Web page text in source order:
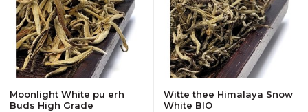
Moonlight White pu erh
Buds High Grade
Witte thee Himalaya Snow
White BIO